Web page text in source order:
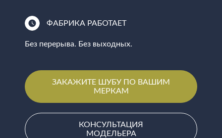
ФАБРИКА РАБОТАЕТ
Без перерыва. Без выходных.
ЗАКАЖИТЕ ШУБУ ПО ВАШИМ
МЕРКАМ
КОНСУЛЬТАЦИЯ
МОДЕЛЬЕРА